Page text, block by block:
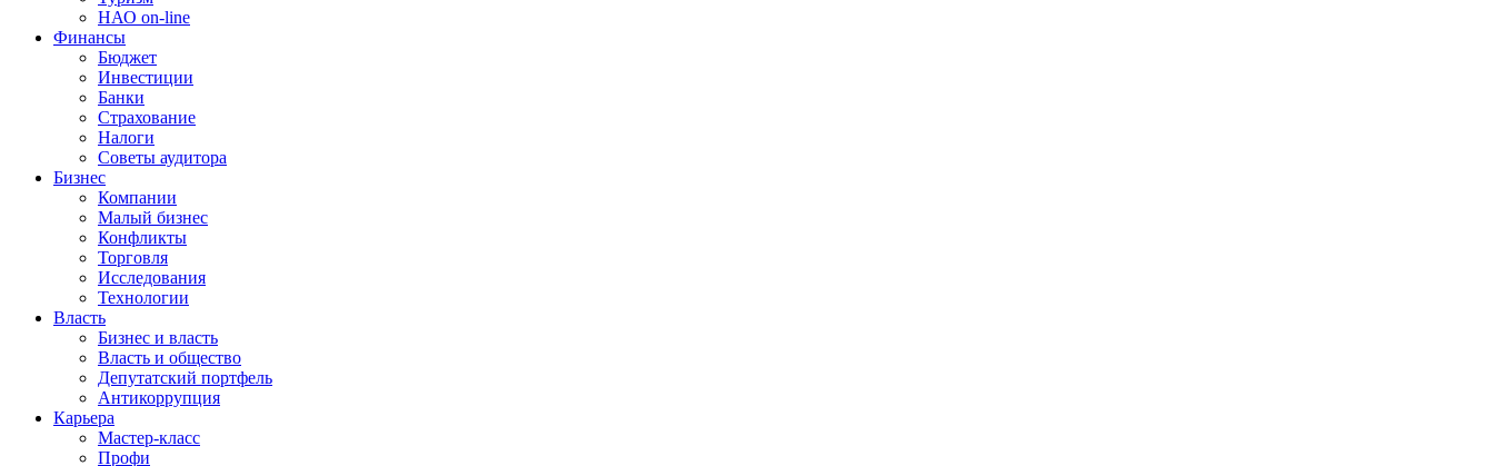
НАО on-line
Финансы
Бюджет
Инвестиции
Банки
Страхование
Налоги
Советы аудитора
Бизнес
Компании
Малый бизнес
Конфликты
Торговля
Исследования
Технологии
Власть
Бизнес и власть
Власть и общество
Депутатский портфель
Антикоррупция
Карьера
Мастер-класс
Профи